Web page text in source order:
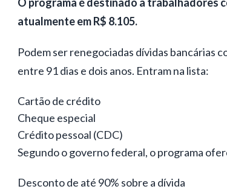
O programa é destinado a trabalhadores
atualmente em R$ 8.105.
Podem ser renegociadas dívidas bancárias
entre 91 dias e dois anos. Entram na lista:
Cartão de crédito
Cheque especial
Crédito pessoal (CDC)
Segundo o governo federal, o programa
Desconto de até 90% sobre a dívida